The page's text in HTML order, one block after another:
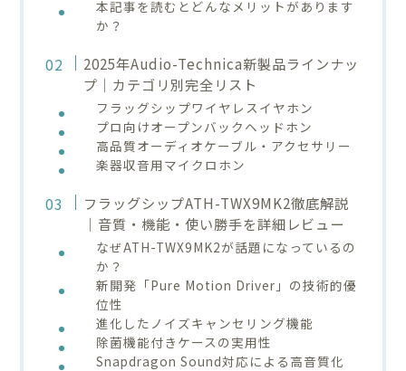
本記事を読むとどんなメリットがあります
か？
2025年Audio-Technica新製品ラインナッ
プ｜カテゴリ別完全リスト
フラッグシップワイヤレスイヤホン
プロ向けオープンバックヘッドホン
高品質オーディオケーブル・アクセサリー
楽器収音用マイクロホン
フラッグシップATH-TWX9MK2徹底解説
｜音質・機能・使い勝手を詳細レビュー
なぜATH-TWX9MK2が話題になっているの
か？
新開発「Pure Motion Driver」の技術的優
位性
進化したノイズキャンセリング機能
除菌機能付きケースの実用性
Snapdragon Sound対応による高音質化